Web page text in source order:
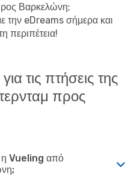
Βαρκελώνη;
την eDreams σήμερα και
περιπέτεια!
τις πτήσεις της
προς
η Vueling από